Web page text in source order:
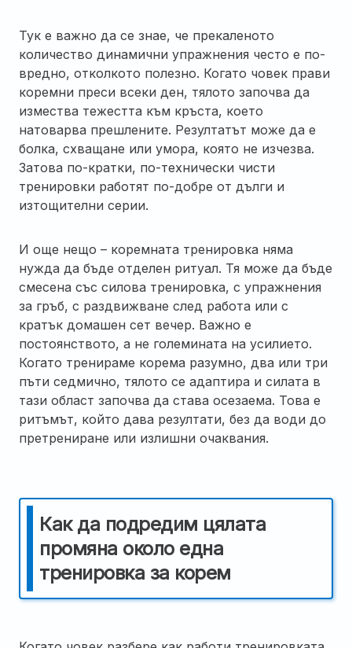
Тук е важно да се знае, че прекаленото
количество динамични упражнения често е по-
вредно, отколкото полезно. Когато човек прави
коремни преси всеки ден, тялото започва да
измества тежестта към кръста, което
натоварва прешлените. Резултатът може да е
болка, схващане или умора, която не изчезва.
Затова по-кратки, по-технически чисти
тренировки работят по-добре от дълги и
изтощителни серии.
И още нещо – коремната тренировка няма
нужда да бъде отделен ритуал. Тя може да бъде
смесена със силова тренировка, с упражнения
за гръб, с раздвижване след работа или с
кратък домашен сет вечер. Важно е
постоянството, а не големината на усилието.
Когато тренираме корема разумно, два или три
пъти седмично, тялото се адаптира и силата в
тази област започва да става осезаема. Това е
ритъмът, който дава резултати, без да води до
претрениране или излишни очаквания.
Как да подредим цялата
промяна около една
тренировка за корем